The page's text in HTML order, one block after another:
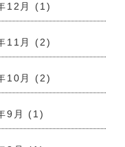
12月 (1)
11月 (2)
10月 (2)
9月 (1)